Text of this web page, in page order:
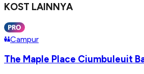
KOST LAINNYA
Campur
The Maple Place Ciumbuleuit